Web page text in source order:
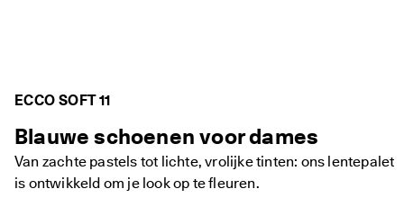
ECCO SOFT 11
Blauwe schoenen voor dames
Van zachte pastels tot lichte, vrolijke tinten: ons lentepalet
is ontwikkeld om je look op te fleuren.